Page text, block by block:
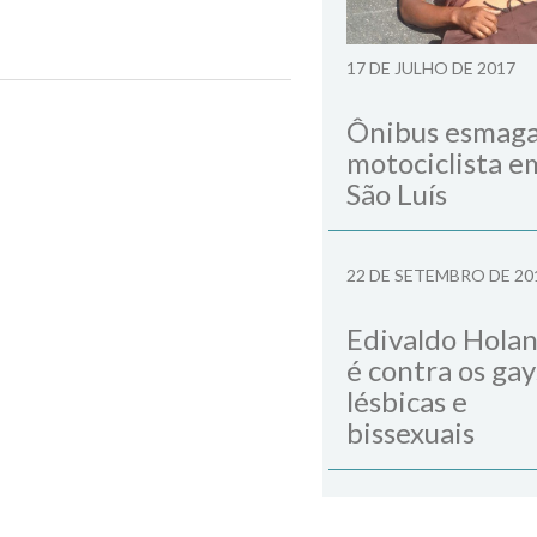
17 DE JULHO DE 2017
Ônibus
motociclista
São Luís
22 DE SETEMBRO DE
Edivaldo
é contra os
lésbicas e
bissexuais